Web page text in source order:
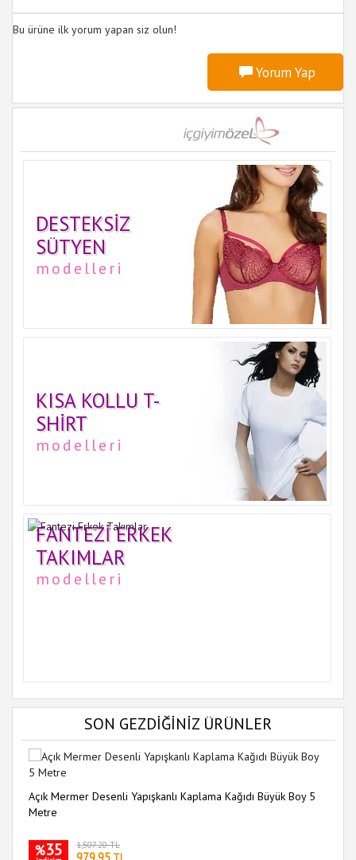
Bu ürüne ilk yorum yapan siz olun!
Yorum Yap
DESTEKSIZ
SÜTYEN
modelleri
KISA KOLLU T-
SHIRT
modelleri
FANTEZI ERKEK
TAKIMLAR
modelleri
SON GEZDİĞİNİZ ÜRÜNLER
Açık Mermer Desenli Yapışkanlı Kaplama Kağıdı Büyük Boy 5
Metre
%35 1,507.20 TL
979.95